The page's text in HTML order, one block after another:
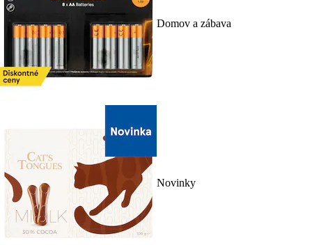
Domov a zábava
Novinky